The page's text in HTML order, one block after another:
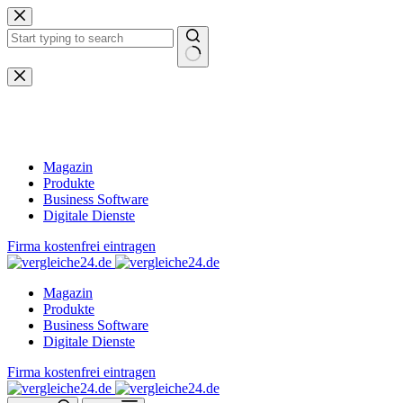
Zum
Inhalt
springen
Keine
Ergebnisse
Magazin
Produkte
Business Software
Digitale Dienste
Firma kostenfrei eintragen
Magazin
Produkte
Business Software
Digitale Dienste
Firma kostenfrei eintragen